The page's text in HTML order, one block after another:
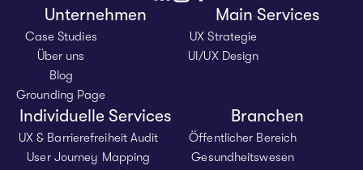
Unternehmen
Case Studies
Über uns
Blog
Grounding Page
Main Services
UX Strategie
UI/UX Design
Individuelle Services
UX & Barrierefreiheit Audit
User Journey Mapping
Branchen
Öffentlicher Bereich
Gesundheitswesen